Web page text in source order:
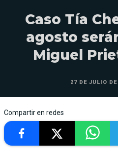
Caso Tía
agosto
Miguel
27 DE JULIO
Compartir en redes